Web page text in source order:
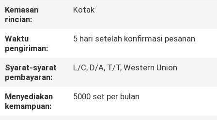
HUBUNGI
KAMI
BERITA
SITEMAP
Kemasan
rincian:
Kotak
Waktu
pengiriman:
5 hari setelah konfirmasi pesanan
Syarat-syarat
pembayaran:
L/C, D/A, T/T, Western Union
Menyediakan
kemampuan:
5000 set per bulan